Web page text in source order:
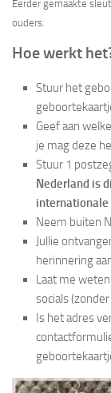
Eerder gemaakte
ouders.
Hoe werkt
Stuur het
Geef aan
je mag deze
Stuur 1
Nederland is
internationale
Neem buiten
Jullie
herinnering
Laat me
socials
Is het adres